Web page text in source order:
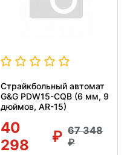
Страйкбольный автомат
G&G PDW15-CQB (6 мм, 9
дюймов, AR-15)
40
298
67 348